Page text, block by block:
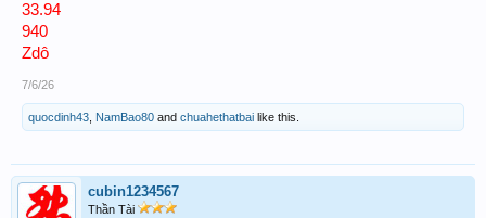
33.94
940
Zdô
7/6/26
quocdinh43 NamBao80 and chuahethatbai like this.
cubin1234567
Thần Tài